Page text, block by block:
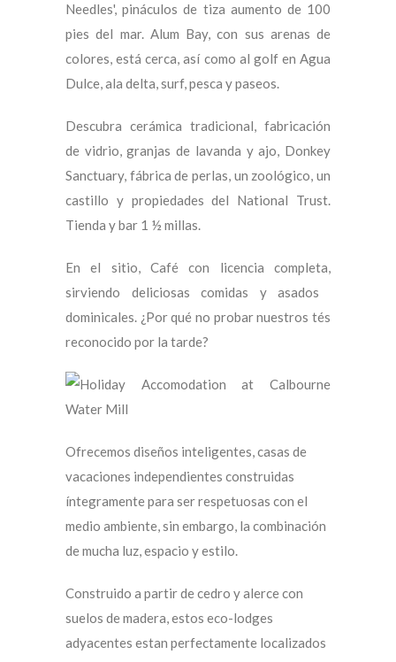
Needles', pináculos de tiza aumento de 100
pies del mar. Alum Bay, con sus arenas de
colores, está cerca, así como al golf en Agua
Dulce, ala delta, surf, pesca y paseos.
Descubra cerámica tradicional, fabricación
de vidrio, granjas de lavanda y ajo, Donkey
Sanctuary, fábrica de perlas, un zoológico, un
castillo y propiedades del National Trust.
Tienda y bar 1 ½ millas.
En el sitio, Café con licencia completa,
sirviendo deliciosas comidas y asados ​​
dominicales. ¿Por qué no probar nuestros tés
reconocido por la tarde?
Ofrecemos diseños inteligentes, casas de
vacaciones independientes construidas
íntegramente para ser respetuosas con el
medio ambiente, sin embargo, la combinación
de mucha luz, espacio y estilo.
Construido a partir de cedro y alerce con
suelos de madera, estos eco-lodges
adyacentes estan perfectamente localizados